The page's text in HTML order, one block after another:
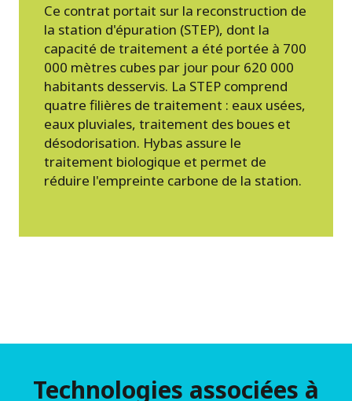
Ce contrat portait sur la reconstruction de
la station d'épuration (STEP), dont la
capacité de traitement a été portée à 700
000 mètres cubes par jour pour 620 000
habitants desservis. La STEP comprend
quatre filières de traitement : eaux usées,
eaux pluviales, traitement des boues et
désodorisation. Hybas assure le
traitement biologique et permet de
réduire l'empreinte carbone de la station.
Technologies associées à